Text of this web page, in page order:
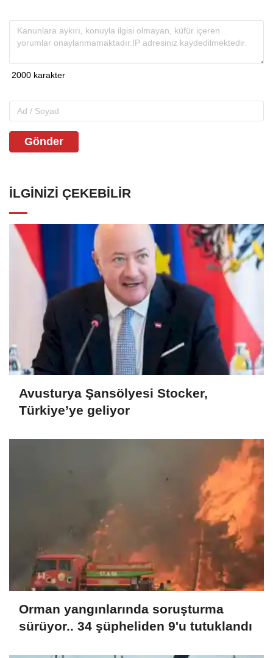
Gönder
İLGINIZI ÇEKEBILIR
Avusturya Şansölyesi Stocker,
Türkiye’ye geliyor
Orman yangınlarında soruşturma
sürüyor.. 34 şüpheliden 9'u tutuklandı